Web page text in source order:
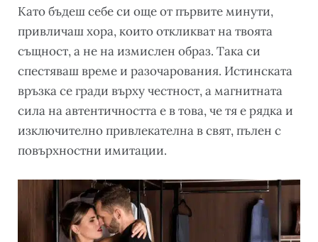
Като бъдеш себе си още от първите минути,
привличаш хора, които откликват на твоята
същност, а не на измислен образ. Така си
спестяваш време и разочарования. Истинската
връзка се гради върху честност, а магнитната
сила на автентичността е в това, че тя е рядка и
изключително привлекателна в свят, пълен с
повърхностни имитации.